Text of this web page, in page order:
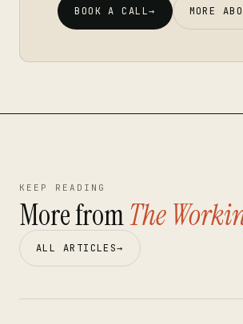
BOOK A CALL→ MORE
KEEP READING
More fromThe
ALL ARTICLES→